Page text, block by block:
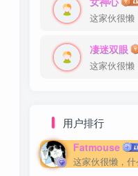
这家伙很懒
凄迷双眼
这家伙很懒
用户排行
Fatmouse